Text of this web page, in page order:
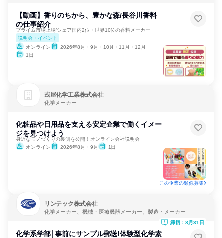
【動画】香りのちから、豊かな森/長谷川香料
の仕事紹介
プライム市場上場/シェア国内2位・世界10位の香料メーカー
説明会・イベント
オンライン
2026年8月・9月・10月・11月・12月
1日
戎屋化学工業株式会社
化学メーカー
化粧品や日用品を支える安定企業で働くイメー
ジを見つけよう
身近なモノづくりの裏側を公開！オンライン会社説明会
オンライン
2026年8月・9月 1日
この企業の類似募集
リンテック株式会社
化学メーカー、機械・医療機器メーカー、製造・メーカー
化学系学部│事前にサンプル郵送!体験型化学素
締切：8月31日